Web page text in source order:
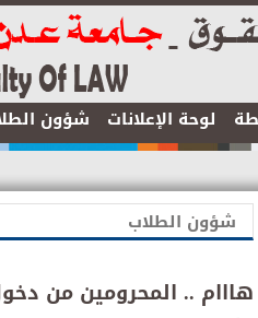
لوحة الإعلانات شؤون
شؤون الطلاب
هااام .. المحرومين من دخول